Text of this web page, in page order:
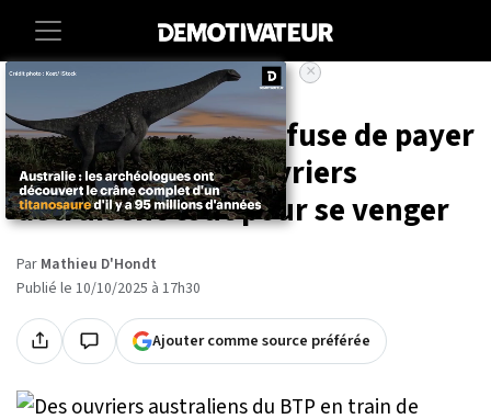
Societe Lifestyle
Une propriétaire refuse de payer
ses travaux, les ouvriers
détruisent tout pour se venger
Par Mathieu D'Hondt
Publié le 10/10/2025 à 17h30
Ajouter comme source préférée
×